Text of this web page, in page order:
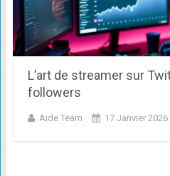
L’art de streamer sur
followers
Aide Team 17 Janvier 2026